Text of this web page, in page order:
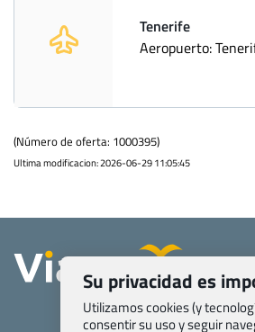
Tenerife
Aeropuerto:
(Número de oferta: 1000395)
Ultima modificacion: 2026-06-29 11:05:45
Su privacidad es
Utilizamos cookies (y
consentir su uso y seguir